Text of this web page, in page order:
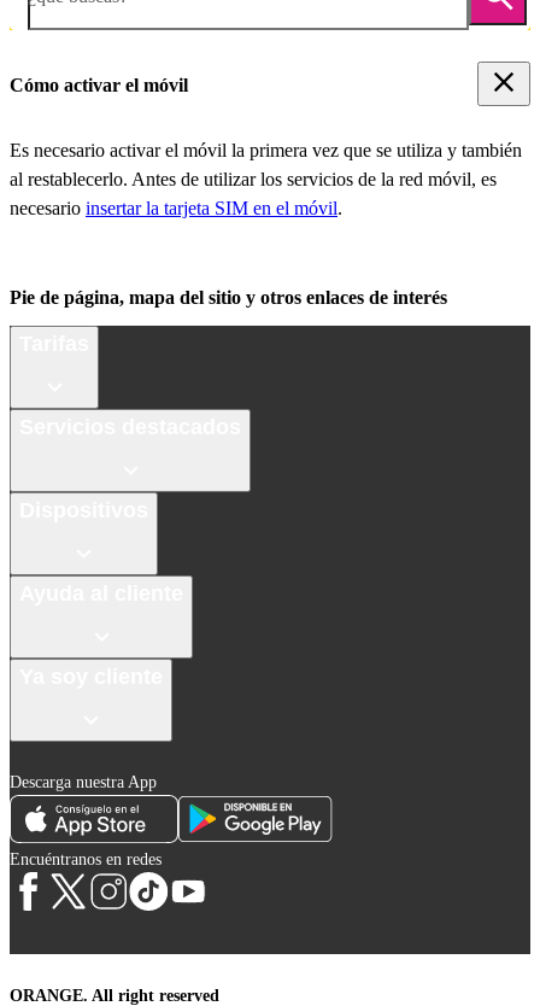
Cómo activar el móvil
Es necesario activar el móvil la primera vez que se utiliza y también
al restablecerlo. Antes de utilizar los servicios de la red móvil, es
necesario insertar la tarjeta SIM en el móvil.
Pie de página, mapa del sitio y otros enlaces de interés
Descarga nuestra App
Encuéntranos en redes
ORANGE. All right reserved